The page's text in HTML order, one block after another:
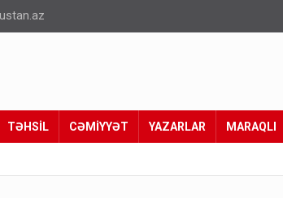
TƏHSİL CƏMİYYƏT YAZARLAR MARAQLI